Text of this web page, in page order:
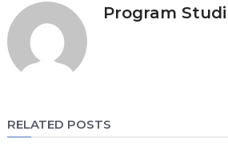
Program
RELATED POSTS